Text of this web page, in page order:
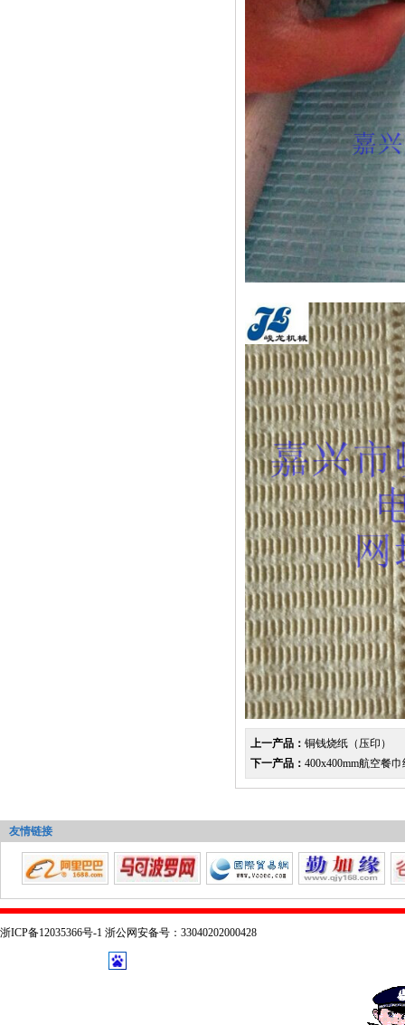
上一产品： 铜钱烧纸（压印）
下一产品： 400x400mm航空餐巾
友情链接
浙ICP备12035366号-1 浙公网安备号：33040202000428